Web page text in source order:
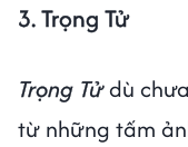
3. Trọng Tử
Trọng Tửdù
từ những tấm